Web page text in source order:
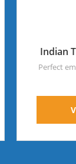
Indian
Perfect